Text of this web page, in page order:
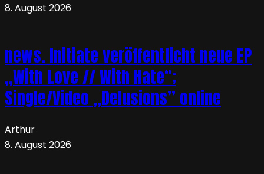
8. August 2026
news. Initiate veröffentlicht neue EP
„With Love // With Hate“;
Single/Video „Delusions” online
Arthur
8. August 2026